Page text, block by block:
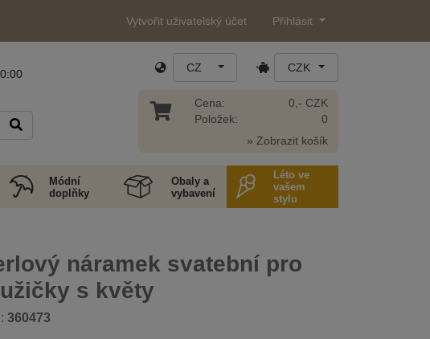
Vytvořit uživatelský účet Přihlásit
CZ CZK
Cena:
Položek:
0,- CZK
0
» Zobrazit košík
Módní
doplňky
Obaly a
vybavení
Léto ve
vašem
stylu
náramek svatební pro
s květy
360473